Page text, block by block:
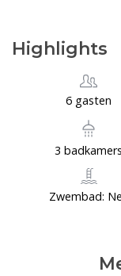
Highlights
6 gasten
3 badkamers
Zwembad: